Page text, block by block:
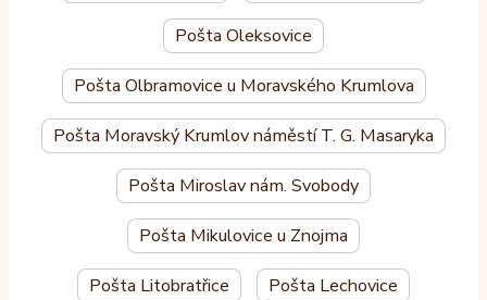
Pošta Oleksovice
Pošta Olbramovice u Moravského Krumlova
Pošta Moravský Krumlov náměstí T. G. Masaryka
Pošta Miroslav nám. Svobody
Pošta Mikulovice u Znojma
Pošta Litobratřice Pošta Lechovice